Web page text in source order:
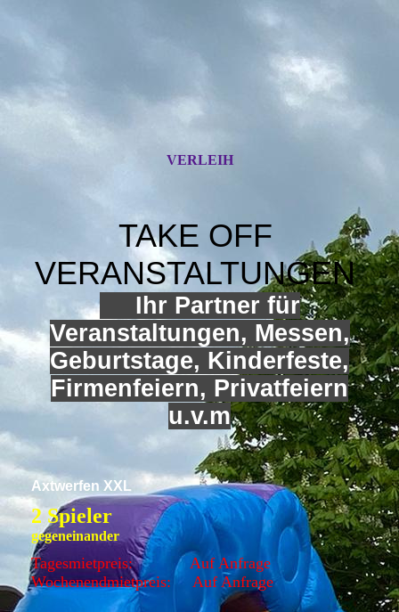
VERLEIH
TAKE OFF
VERANSTALTUNGEN
Ihr Partner für
Veranstaltungen, Messen,
Geburtstage, Kinderfeste,
Firmenfeiern, Privatfeiern
u.v.m
Axtwerfen XXL
2 Spieler
gegeneinander
Tagesmietpreis: Auf Anfrage
Wochenendmietpreis: Auf Anfrage